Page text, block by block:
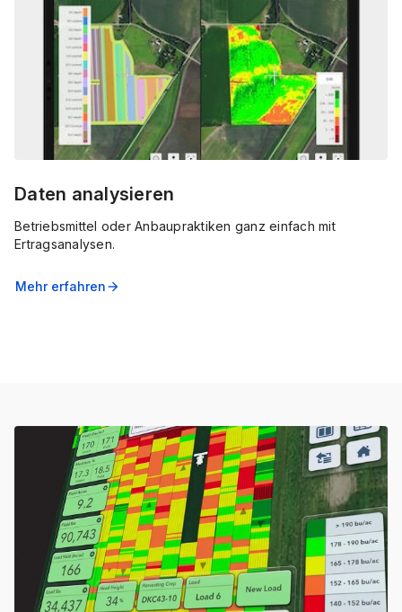
Daten analysieren
Betriebsmittel oder Anbaupraktiken ganz einfach mit
Ertragsanalysen.
Mehr erfahrenarrow_forward